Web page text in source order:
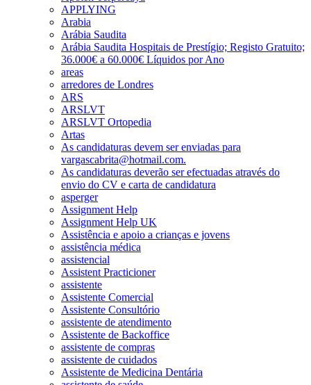
APPLYING
Arabia
Arábia Saudita
Arábia Saudita Hospitais de Prestígio; Registo Gratuito;
36.000€ a 60.000€ Líquidos por Ano
areas
arredores de Londres
ARS
ARSLVT
ARSLVT Ortopedia
Artas
As candidaturas devem ser enviadas para
vargascabrita@hotmail.com.
As candidaturas deverão ser efectuadas através do
envio do CV e carta de candidatura
asperger
Assignment Help
Assignment Help UK
Assistência e apoio a crianças e jovens
assistência médica
assistencial
Assistent Practicioner
assistente
Assistente Comercial
Assistente Consultório
assistente de atendimento
Assistente de Backoffice
assistente de compras
assistente de cuidados
Assistente de Medicina Dentária